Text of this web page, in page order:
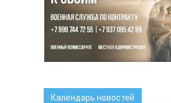
Календарь новостей